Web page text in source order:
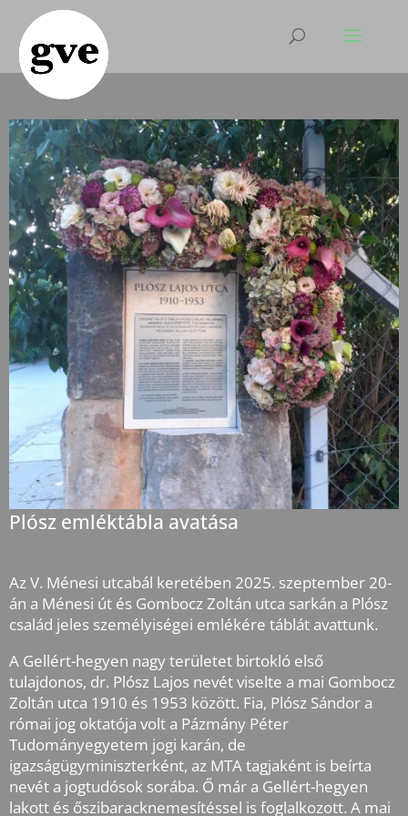
Plósz emléktábla avatása
Az V. Ménesi utcabál keretében 2025. szeptember 20-
án a Ménesi út és Gombocz Zoltán utca sarkán a Plósz
család jeles személyiségei emlékére táblát avattunk.
A Gellért-hegyen nagy területet birtokló első
tulajdonos, dr. Plósz Lajos nevét viselte a mai Gombocz
Zoltán utca 1910 és 1953 között. Fia, Plósz Sándor a
római jog oktatója volt a Pázmány Péter
Tudományegyetem jogi karán, de
igazságügyminiszterként, az MTA tagjaként is beírta
nevét a jogtudósok sorába. Ő már a Gellért-hegyen
lakott és őszibaracknemesítéssel is foglalkozott. A mai